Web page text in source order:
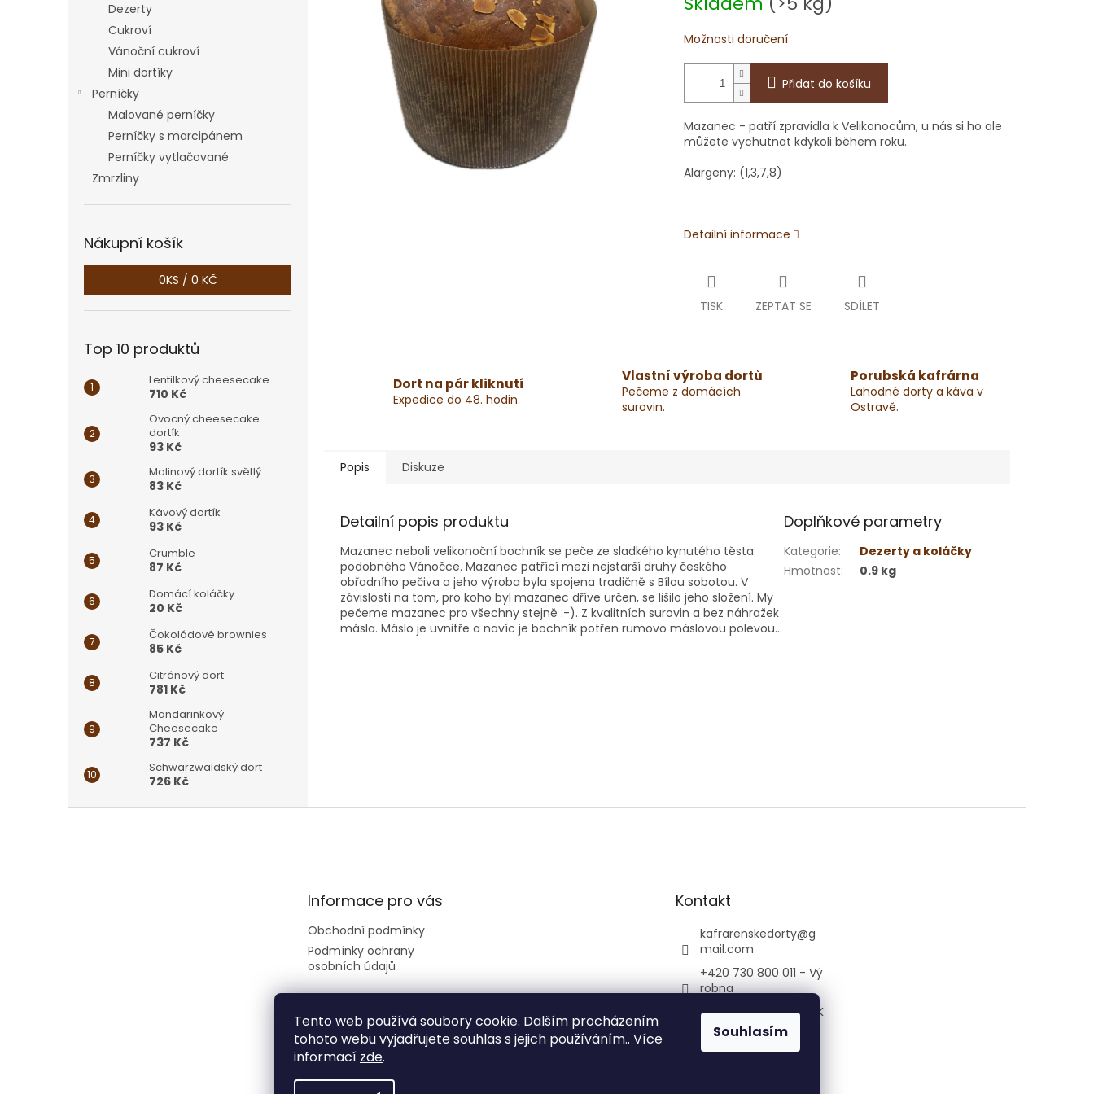
Tento web používá soubory cookie. Dalším procházením
tohoto webu vyjadřujete souhlas s jejich používáním.. Více
informací zde.
Souhlasím
Dezerty
Cukroví
Vánoční cukroví
Mini dortíky
Perníčky
Malované perníčky
Perníčky s marcipánem
Perníčky vytlačované
Zmrzliny
Nákupní košík
0KS / 0 KČ
Top 10 produktů
Lentilkový cheesecake
710 Kč
Ovocný cheesecake
dortík
93 Kč
Malinový dortík světlý
83 Kč
Kávový dortík
93 Kč
Crumble
87 Kč
Domácí koláčky
20 Kč
Čokoládové brownies
85 Kč
Citrónový dort
781 Kč
Mandarinkový
Cheesecake
737 Kč
Schwarzwaldský dort
726 Kč
Možnosti doručení
Přidat do košíku
Mazanec - patří zpravidla k Velikonocům, u nás si ho ale
můžete vychutnat kdykoli během roku.
Alargeny: (1,3,7,8)
Detailní informace
TISK ZEPTAT SE SDÍLET
Dort na pár kliknutí
Expedice do 48. hodin.
Vlastní výroba dortů
Pečeme z domácích
surovin.
Porubská kafrárna
Lahodné dorty a káva v
Ostravě.
Popis Diskuze
Detailní popis produktu
Mazanec neboli velikonoční bochník se peče ze sladkého kynutého těsta
podobného Vánočce. Mazanec patřící mezi nejstarší druhy českého
obřadního pečiva a jeho výroba byla spojena tradičně s Bílou sobotou. V
závislosti na tom, pro koho byl mazanec dříve určen, se lišilo jeho složení. My
pečeme mazanec pro všechny stejně :-). Z kvalitních surovin a bez náhražek
másla. Máslo je uvnitře a navíc je bochník potřen rumovo máslovou polevou...
Doplňkové parametry
Kategorie:
Dezerty a koláčky
Hmotnost: 0.9 kg
Informace pro vás
Obchodní podmínky
Podmínky ochrany
osobních údajů
Kontakt
kafrarenskedorty@g
mail.com
+420 730 800 011 - Vý
robna
+420 733 769 344 - K
avárna
porubskakafrarna/